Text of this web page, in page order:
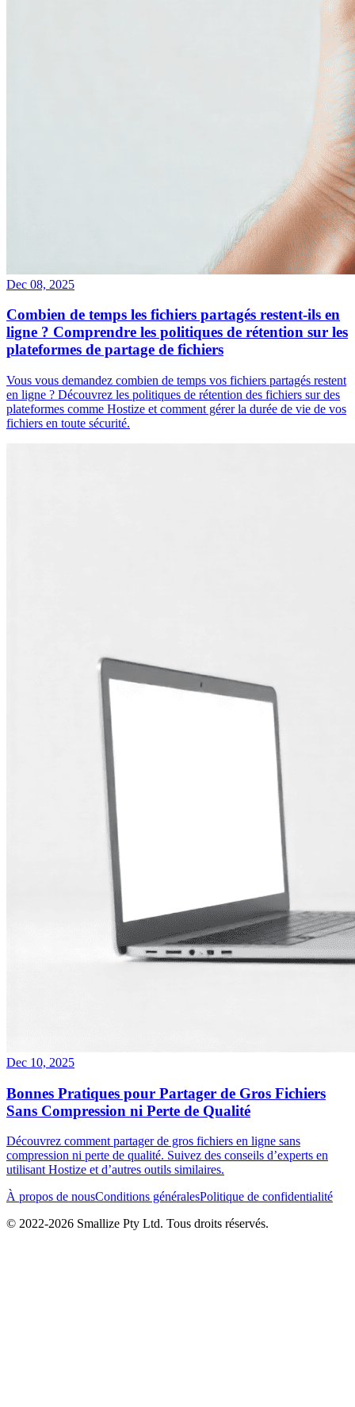
Dec 08, 2025
Combien de temps les fichiers partagés restent-ils en
ligne ? Comprendre les politiques de rétention sur les
plateformes de partage de fichiers
Vous vous demandez combien de temps vos fichiers partagés restent
en ligne ? Découvrez les politiques de rétention des fichiers sur des
plateformes comme Hostize et comment gérer la durée de vie de vos
fichiers en toute sécurité.
Dec 10, 2025
Bonnes Pratiques pour Partager de Gros Fichiers
Sans Compression ni Perte de Qualité
Découvrez comment partager de gros fichiers en ligne sans
compression ni perte de qualité. Suivez des conseils d’experts en
utilisant Hostize et d’autres outils similaires.
À propos de nousConditions généralesPolitique de confidentialité
© 2022-2026 Smallize Pty Ltd. Tous droits réservés.